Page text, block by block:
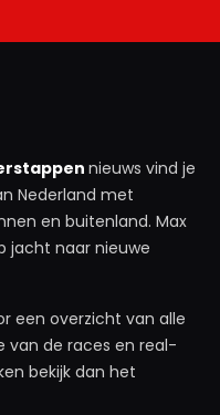
nieuws vind je
Nederland met
en buitenland. Max
jacht naar nieuwe
een overzicht van alle
van de races en real-
bekijk dan het